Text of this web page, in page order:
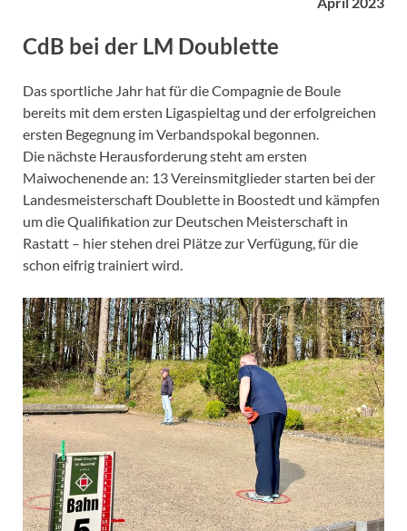
CdB bei der LM Doublette
Das sportliche Jahr hat für die Compagnie de Boule
bereits mit dem ersten Ligaspieltag und der erfolgreichen
ersten Begegnung im Verbandspokal begonnen.
Die nächste Herausforderung steht am ersten
Maiwochenende an: 13 Vereinsmitglieder starten bei der
Landesmeisterschaft Doublette in Boostedt und kämpfen
um die Qualifikation zur Deutschen Meisterschaft in
Rastatt – hier stehen drei Plätze zur Verfügung, für die
schon eifrig trainiert wird.